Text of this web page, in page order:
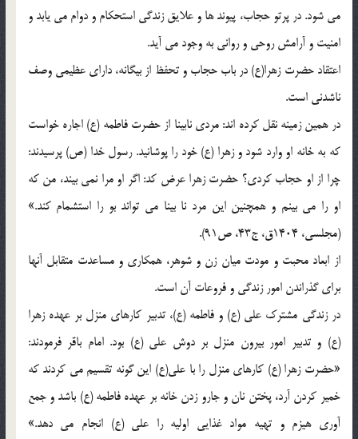
می شود. در پرتو حجاب، پیوند ها و علایق زندگی استحکام و دوام می یابد و
امنیت و آرامش روحی و روانی به وجود می آید.
اعتقاد حضرت زهرا(ع) در باب حجاب و تحفظ از بیگانه، دارای عظیمی وصف
ناشدنی است.
در همین زمینه نقل کرده اند: مردی نابینا از حضرت فاطمه (ع) اجاره خواست
که به خانه او وارد شود و زهرا (ع) خود را پوشانید. رسول خدا (ص) پرسیدند:
چرا از او حجاب کردی؟ حضرت زهرا عرض کد: اگر او مرا نمی بیند، من که
او را می بینم و همچنین این مرد نا بینا می تواند بو را استشمام کند.»
(مجلسی، 1404ق، ج43، ص91).
از ابعاد محبت و مودت میان زن و شوهر، همکاری و مساعدت متقابل آنها
برای گذراندن امور زندگی و فروعات آن است.
در زندگی مشترک علی (ع) و فاطمه (ع)، تدبیر کارهای منزل بر عهده زهرا
(ع) و تدبیر امور بیرون منزل بر دوش علی (ع) بود. امام باقر فرمودند:
«حضرت زهرا (ع) کارهای منزل را با علی(ع) این گونه تقسیم می کردند که
خمیر کردن آرد، پختن نان و جارو زدن خانه بر عهده فاطمه (ع) باشد و جمع
آوری هیزم و تهیه مواد غذایی اولیه را علی (ع) انجام می دهد.»